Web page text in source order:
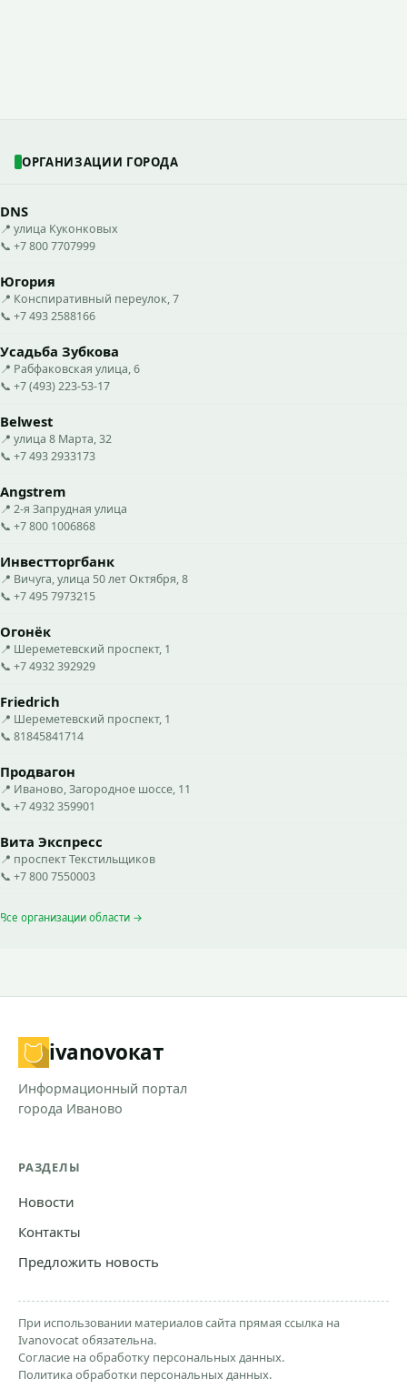
ОРГАНИЗАЦИИ ГОРОДА
DNS
📍 улица Куконковых
📞 +7 800 7707999
Югория
📍 Конспиративный переулок, 7
📞 +7 493 2588166
Усадьба Зубкова
📍 Рабфаковская улица, 6
📞 +7 (493) 223-53-17
Belwest
📍 улица 8 Марта, 32
📞 +7 493 2933173
Angstrem
📍 2-я Запрудная улица
📞 +7 800 1006868
Инвестторгбанк
📍 Вичуга, улица 50 лет Октября, 8
📞 +7 495 7973215
Огонёк
📍 Шереметевский проспект, 1
📞 +7 4932 392929
Friedrich
📍 Шереметевский проспект, 1
📞 81845841714
Продвагон
📍 Иваново, Загородное шоссе, 11
📞 +7 4932 359901
Вита Экспресс
📍 проспект Текстильщиков
📞 +7 800 7550003
Все организации области →
ivanovoкат
Информационный портал
города Иваново
РАЗДЕЛЫ
Новости
Контакты
Предложить новость
При использовании материалов сайта прямая ссылка на
Ivanovocat обязательна.
Согласие на обработку персональных данных.
Политика обработки персональных данных.